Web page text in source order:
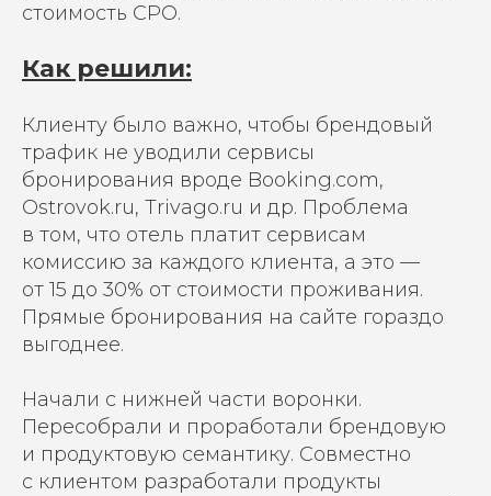
стоимость CPO.
Как решили:
Клиенту было важно, чтобы брендовый
трафик не уводили сервисы
бронирования вроде Booking.com,
Ostrovok.ru, Trivago.ru и др. Проблема
в том, что отель платит сервисам
комиссию за каждого клиента, а это —
от 15 до 30% от стоимости проживания.
Прямые бронирования на сайте гораздо
выгоднее.
Начали с нижней части воронки.
Пересобрали и проработали брендовую
и продуктовую семантику. Совместно
с клиентом разработали продукты